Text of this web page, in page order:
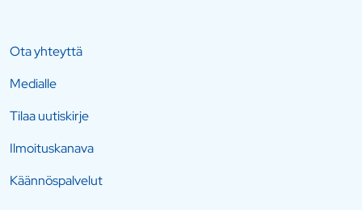
Ota yhteyttä
Medialle
Tilaa uutiskirje
Ilmoituskanava
Käännöspalvelut